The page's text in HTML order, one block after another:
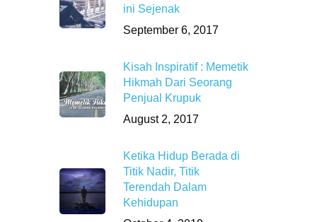
ini Sejenak
September 6, 2017
Kisah Inspiratif : Memetik
Hikmah Dari Seorang
Penjual Krupuk
August 2, 2017
Ketika Hidup Berada di
Titik Nadir, Titik
Terendah Dalam
Kehidupan